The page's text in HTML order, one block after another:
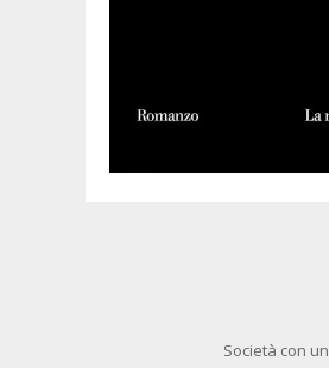
Società con